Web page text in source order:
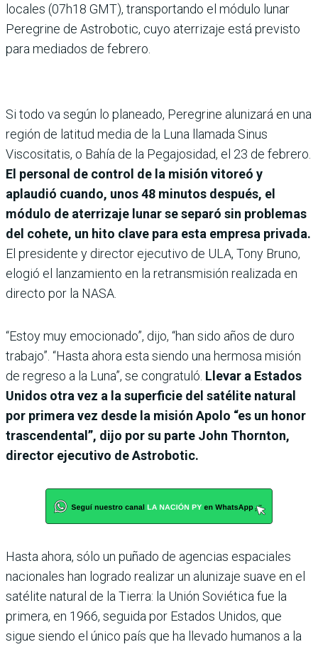
locales (07h18 GMT), transportando el módulo lunar
Peregrine de Astrobotic, cuyo aterrizaje está previsto
para mediados de febrero.
Si todo va según lo planeado, Peregrine alunizará en una
región de latitud media de la Luna llamada Sinus
Viscositatis, o Bahía de la Pegajosidad, el 23 de febrero.
El personal de control de la misión vitoreó y
aplaudió cuando, unos 48 minutos después, el
módulo de aterrizaje lunar se separó sin problemas
del cohete, un hito clave para esta empresa privada.
El presidente y director ejecutivo de ULA, Tony Bruno,
elogió el lanzamiento en la retransmisión realizada en
directo por la NASA.
“Estoy muy emocionado”, dijo, “han sido años de duro
trabajo”. “Hasta ahora esta siendo una hermosa misión
de regreso a la Luna”, se congratuló. Llevar a Estados
Unidos otra vez a la superficie del satélite natural
por primera vez desde la misión Apolo “es un honor
trascendental”, dijo por su parte John Thornton,
director ejecutivo de Astrobotic.
Hasta ahora, sólo un puñado de agencias espaciales
nacionales han logrado realizar un alunizaje suave en el
satélite natural de la Tierra: la Unión Soviética fue la
primera, en 1966, seguida por Estados Unidos, que
sigue siendo el único país que ha llevado humanos a la